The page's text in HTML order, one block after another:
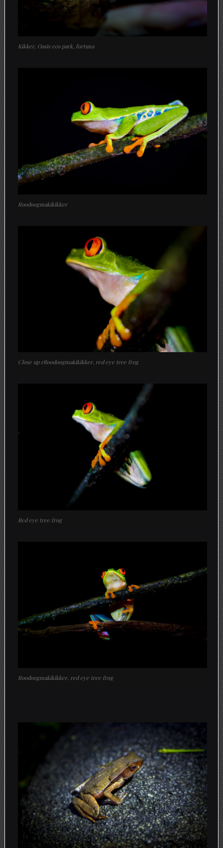
Kikker, Oasis eco park, fortuna
Roodoogmakikikker
Close up rRoodoogmakikikker, red eye tree frog
Red eye tree frog
Roodoogmakikikker, red eye tree frog